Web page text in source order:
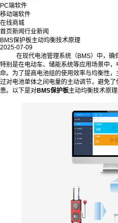
PC端软件
移动端软件
在线商城
首页新闻行业新闻
BMS保护板主动均衡技术原理
2025-07-09
在现代电池管理系统（BMS）中，确
特别是在电动车、储能系统等应用场景中
命。为了提高电池组的使用效率与均衡性
过对电池单体之间电量的主动调节，避免
患。以下是对BMS保护板主动均衡技术原理